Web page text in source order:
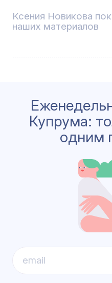
Ксения Новикова
наших материалов
Купрума:
одним